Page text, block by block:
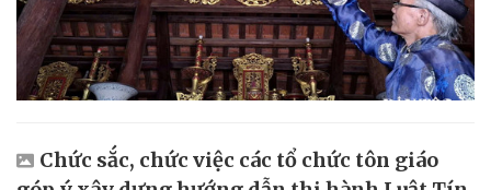
Chức sắc, chức việc các tổ chức tôn giáo